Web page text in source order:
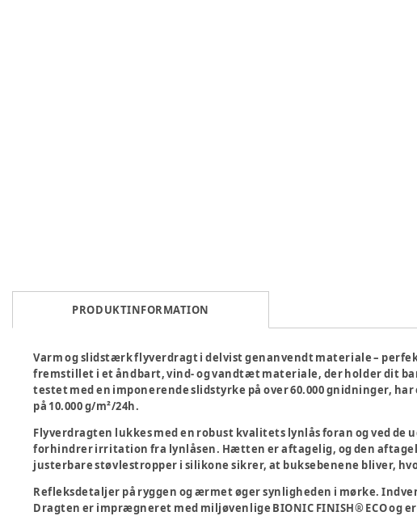
PRODUKTINFORMATION
Varm og slidstærk flyverdragt i delvist genanvendt materiale –
fremstillet i et åndbart, vind- og vandtæt materiale, der holder dit
testet med en imponerende slidstyrke på over 60.000 gnidninger,
på 10.000 g/m²/24h.
Flyverdragten lukkes med en robust kvalitets lynlås foran og ved de
forhindrer irritation fra lynlåsen. Hætten er aftagelig, og den
justerbare støvlestropper i silikone sikrer, at buksebenene bliver,
Refleksdetaljer på ryggen og ærmet øger synligheden i mørke.
Dragten er imprægneret med miljøvenlige BIONIC FINISH® ECO og